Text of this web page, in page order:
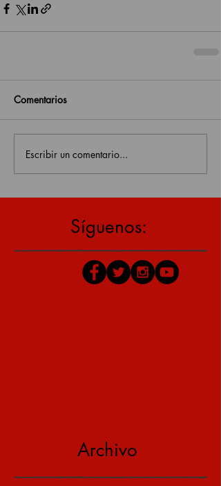
Comentarios
Escribir un comentario...
Síguenos:
Archivo